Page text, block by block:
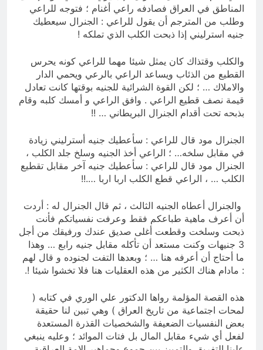
المناطق في العراق فصادفه راعي أغنام ؛ فتوجه للراعي
وطلب من المترجم أن يقول للراعي : الجنرال سيعطيك
جنيه استرليني إذا ذبحت الكلب الذي تملكه !
والكلب وقتذاك كان يمثل شيئا مهما للراعي كونه يحرس
القطيع من الذئاب ويساعد الراعي بالرعي ويحمي الدار
والاملاك … ؛ لكن القوة الشرائية للجنيه بوقتها كانت تعادل
قيمة نصف قطيع الراعي . وافق الراعي و أمسك كلبه وقام
بذبحه تحت أقدام الجنرال البريطاني … !!
الجنرال مود قال للراعي : سأعطيك جنيه أسترليني زيادة
في مقابل سلخه… ؛ الراعي أخذ الجنيه وسلخ جلد الكلب ،
الجنرال مود قال للراعي : سأعطيك جنيه آخر مقابل تقطيع
الكلب … ، الراعي قطع الكلب اربا اربا ….!!
والجنرال أعطاه الجنيه الثالث ، ثم قال الجنرال له : أردت
أن أعرف ماهية طباعكم فقط وعرفت نفسياتكم فأنت
ذبحت وسلخت وقطعت أغلى صديق عندك ورفيقك من أجل
3 جنيهات وكنت مستعد أن تأكله مقابل جنيه رابع … وهذا
ما أحتاج أن أعرفه هنا … ؛ وبعدها التفت لجنوده و قال لهم
: مادام هناك الكثير من هذه العقليات هنا فلا تخشوا شيئا !.
هذه القصة المؤلمة رواها الدكتور علي الوري في كتابه (
لمحات اجتماعية من تاريخ العراق ) وهي تبين لنا حقيقة
بعض النفسيات الضعيفة والشخصيات القذرة المستعدة
لفعل أي شيء مقابل المال بل فتات الموائد ؛ وعليه ينبغي